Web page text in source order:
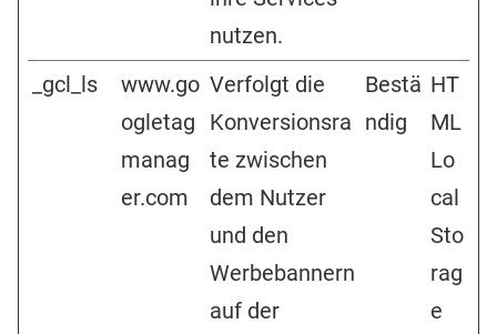
nutzen.
_gcl_ls
www.go
ogletag
manag
er.com
Verfolgt die
Konversionsra
te zwischen
dem Nutzer
und den
Werbebannern
auf der
Bestä
ndig
HT
ML
Lo
cal
Sto
rag
e